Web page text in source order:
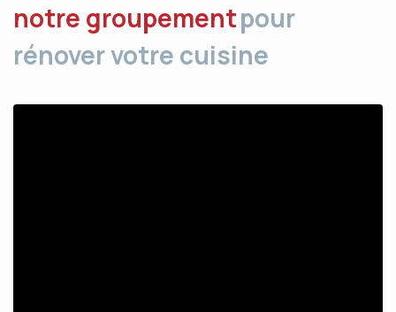
notre groupementpour
rénover votre cuisine